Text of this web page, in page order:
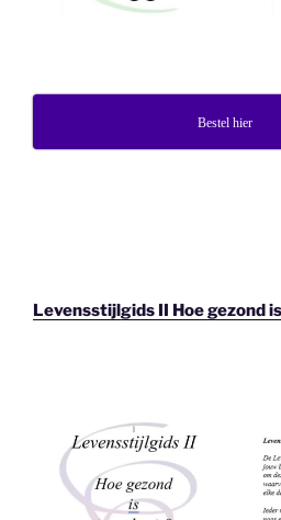
Bestel hier
Levensstijlgids II Hoe gezond